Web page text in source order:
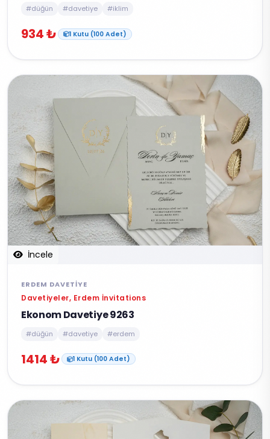
#düğün #davetiye #iklim
934 ₺ 1 Kutu (100 Adet)
İncele
ERDEM DAVETIYE
Davetiyeler, Erdem İnvitations
Ekonom Davetiye 9263
#düğün #davetiye #erdem
1414 ₺ 1 Kutu (100 Adet)